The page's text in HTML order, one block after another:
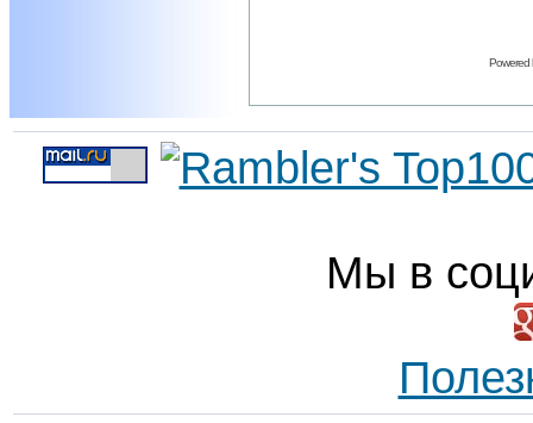
Powered
Мы в